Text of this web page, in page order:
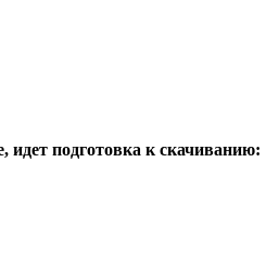
идет подготовка к скачиванию: